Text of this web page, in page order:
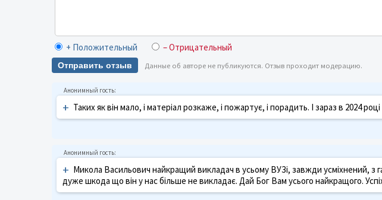
+ Положительный – Отрицательный
Отправить отзыв Данные об авторе не публикуются. Отзыв проходит модерацию.
+ Таких як він мало, і матеріал розкаже, і пожартує, і порадить. І зараз в 2024
+ Микола Васильович найкращий викладач в усьому ВУЗі, завжди усміхнений, з
дуже шкода що він у нас більше не викладає. Дай Бог Вам усього найкращого.